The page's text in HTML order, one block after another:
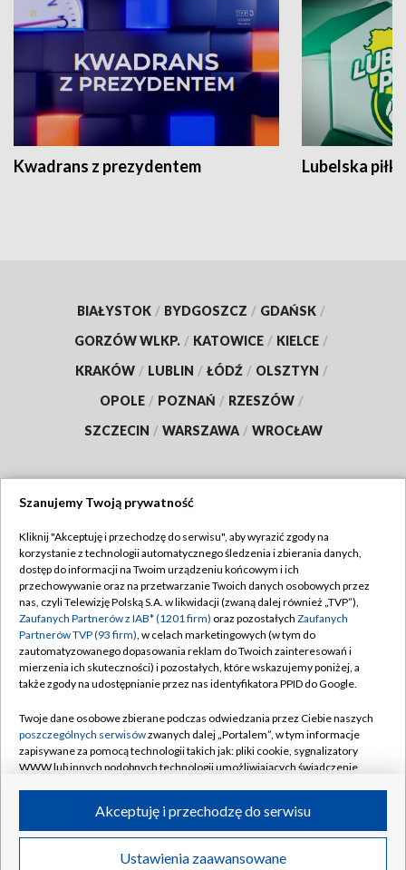
Kwadrans z prezydentem Lubelska piłka
BIAŁYSTOK / BYDGOSZCZ / GDAŃSK /
GORZÓW WLKP. / KATOWICE / KIELCE /
KRAKÓW / LUBLIN / ŁÓDŹ / OLSZTYN /
OPOLE / POZNAŃ / RZESZÓW /
SZCZECIN / WARSZAWA / WROCŁAW
TVP
Abonament TVP
Emisja w TVP
Centrum informacji TVP
Naziemna Telewizja Cyfrowa
Rada Programowa
System NOS
Informacje o nadawcy
Program dla prasy
Regulamin TVP
Polityka prywatności
Moje zgody
Pomoc
Kontakt
Kanały
©2026 Telewizja Polska S.A. w likwidacji
Szanujemy Twoją prywatność
Kliknij "Akceptuję i przechodzę do serwisu", aby wyrazić zgody na
korzystanie z technologii automatycznego śledzenia i zbierania danych,
dostęp do informacji na Twoim urządzeniu końcowym i ich
przechowywanie oraz na przetwarzanie Twoich danych osobowych przez
nas, czyli Telewizję Polską S.A. w likwidacji (zwaną dalej również „TVP”),
Zaufanych Partnerów z IAB* (1201 firm) oraz pozostałych Zaufanych
Partnerów TVP (93 firm), w celach marketingowych (w tym do
zautomatyzowanego dopasowania reklam do Twoich zainteresowań i
mierzenia ich skuteczności) i pozostałych, które wskazujemy poniżej, a
także zgody na udostępnianie przez nas identyfikatora PPID do Google.
Twoje dane osobowe zbierane podczas odwiedzania przez Ciebie naszych
poszczególnych serwisówzwanych dalej „Portalem”, w tym informacje
zapisywane za pomocą technologii takich jak: pliki cookie, sygnalizatory
WWW lub innych podobnych technologii umożliwiających świadczenie
ruchu w Internecie.
Twoje dane osobowe zbierane podczas odwiedzania przez Ciebie
poszczególnych serwisówna Portalu, takie jak adresy IP, identyfikatory
Ustawienia zaawansowane
Akceptuję i przechodzę do serwisu